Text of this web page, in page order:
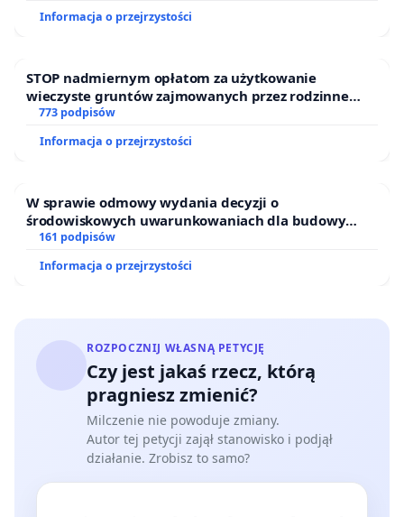
Informacja o przejrzystości
STOP nadmiernym opłatom za użytkowanie
wieczyste gruntów zajmowanych przez rodzinne
ogrody działkowe.
773 podpisów
Informacja o przejrzystości
W sprawie odmowy wydania decyzji o
środowiskowych uwarunkowaniach dla budowy
zakładu wytwarzania biometanu „Krynki” w
Puszczy Knyszyńskiej
161 podpisów
Informacja o przejrzystości
ROZPOCZNIJ WŁASNĄ PETYCJĘ
Czy jest jakaś rzecz, którą
pragniesz zmienić?
Milczenie nie powoduje zmiany.
Autor tej petycji zajął stanowisko i podjął
działanie. Zrobisz to samo?